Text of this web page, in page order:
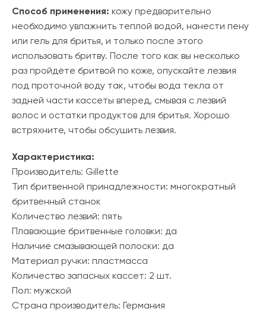
Способ применения: кожу предварительно
необходимо увлажнить теплой водой, нанести пену
или гель для бритья, и только после этого
использовать бритву. После того как вы несколько
раз пройдёте бритвой по коже, опускайте лезвия
под проточной воду так, чтобы вода текла от
задней части кассеты вперед, смывая с лезвий
волос и остатки продуктов для бритья. Хорошо
встряхните, чтобы обсушить лезвия.
Характеристика:
Производитель: Gillette
Тип бритвенной принадлежности: многократный
бритвенный станок
Количество лезвий: пять
Плавающие бритвенные головки: да
Наличие смазывающей полоски: да
Материал ручки: пластмасса
Количество запасных кассет: 2 шт.
Пол: мужской
Страна производитель: Германия